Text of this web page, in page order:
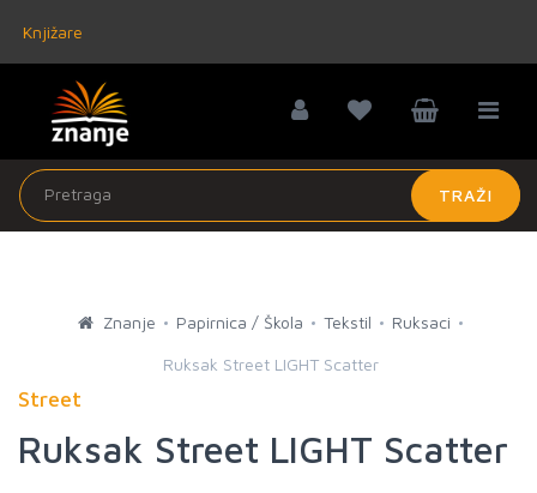
Knjižare
TRAŽI
Znanje Papirnica / Škola Tekstil Ruksaci
Ruksak Street LIGHT Scatter
Street
Ruksak Street LIGHT Scatter